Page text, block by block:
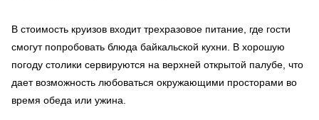
В стоимость круизов входит трехразовое питание, где гости
смогут попробовать блюда байкальской кухни. В хорошую
погоду столики сервируются на верхней открытой палубе, что
дает возможность любоваться окружающими просторами во
время обеда или ужина.